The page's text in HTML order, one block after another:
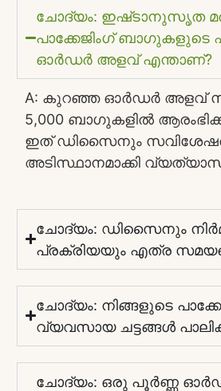
ചോദ്യം: ഇഷ്‌ടാനുസൃത
പാക്കേജിംഗ്
ഓർഡർ അളവ് എന്താണ്?
A: കുറഞ്ഞ ഓർഡർ അളവ്
5,000 ബാഗുകളിൽ
ഇത് ഡിസൈനും
അടിസ്ഥാനമാക്കി
ചോദ്യം: ഡിസൈനും
പ്രക്രിയയും എത്ര
ചോദ്യം: നിങ്ങളുടെ
വ്യവസായ ചട്ടങ്ങൾ
ചോദ്യം: ഒരു പൂർണ്ണ